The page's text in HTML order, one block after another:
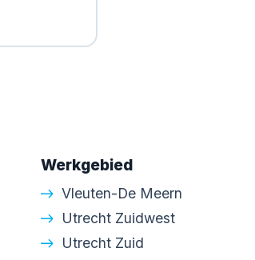
Werkgebied
Vleuten-De Meern
Utrecht Zuidwest
Utrecht Zuid